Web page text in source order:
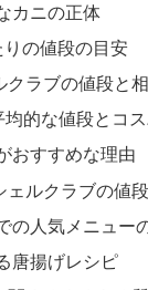
カニの正体
の値段の目安
クラブの値段と
的な値段とコ
おすすめな理由
ェルクラブの値段
の人気メニュー
唐揚げレシピ